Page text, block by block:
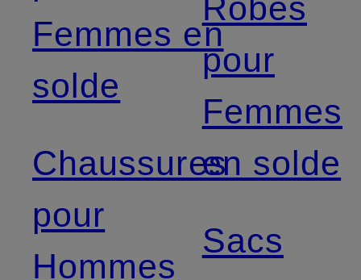
Femmes en
solde
Chaussures
pour
Hommes
Robes
pour
Femmes
en solde
Sacs